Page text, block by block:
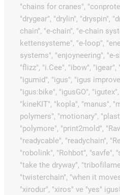
"chains for cranes",
"drygear", "drylin", "dryspin",
chain", "e-chain", "e-chain
kettensysteme", "e-loop",
systems", "enjoyneering", "e-
"flizz", "i.Cee", "ibow",
"igumid", "igus", "igus
"igus:bike", "igusGO",
"kineKIT", "kopla", "manus",
polymers", "motionary",
"polymore", "print2mold",
"readycable", "readychain",
"robolink", "Rohbot", "savfe",
"take the dryway",
"twisterchain", "when it
"xirodur", "xiros" ve "yes"